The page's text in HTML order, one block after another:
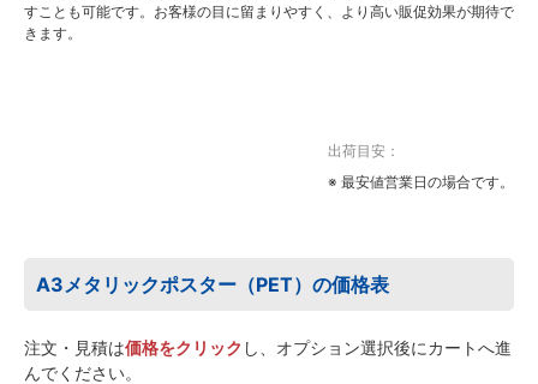
すことも可能です。お客様の目に留まりやすく、より高い販促効果が期待で
きます。
出荷目安：
※ 最安値営業日の場合です。
A3メタリックポスター（PET）の価格表
注文・見積は価格をクリック し、オプション選択後にカートへ進
んでください。